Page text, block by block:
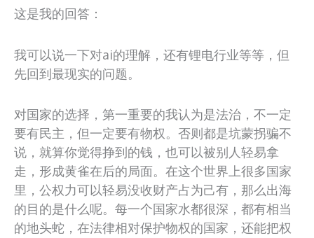
这是我的回答：
我可以说一下对ai的理解，还有锂电行业等等，但
先回到最现实的问题。
对国家的选择，第一重要的我认为是法治，不一定
要有民主，但一定要有物权。否则都是坑蒙拐骗不
说，就算你觉得挣到的钱，也可以被别人轻易拿
走，形成黄雀在后的局面。在这个世界上很多国家
里，公权力可以轻易没收财产占为己有，那么出海
的目的是什么呢。每一个国家水都很深，都有相当
的地头蛇，在法律相对保护物权的国家，还能把权